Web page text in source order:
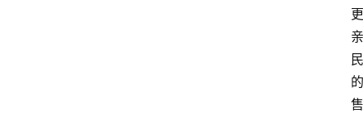
更
亲
民
的
售